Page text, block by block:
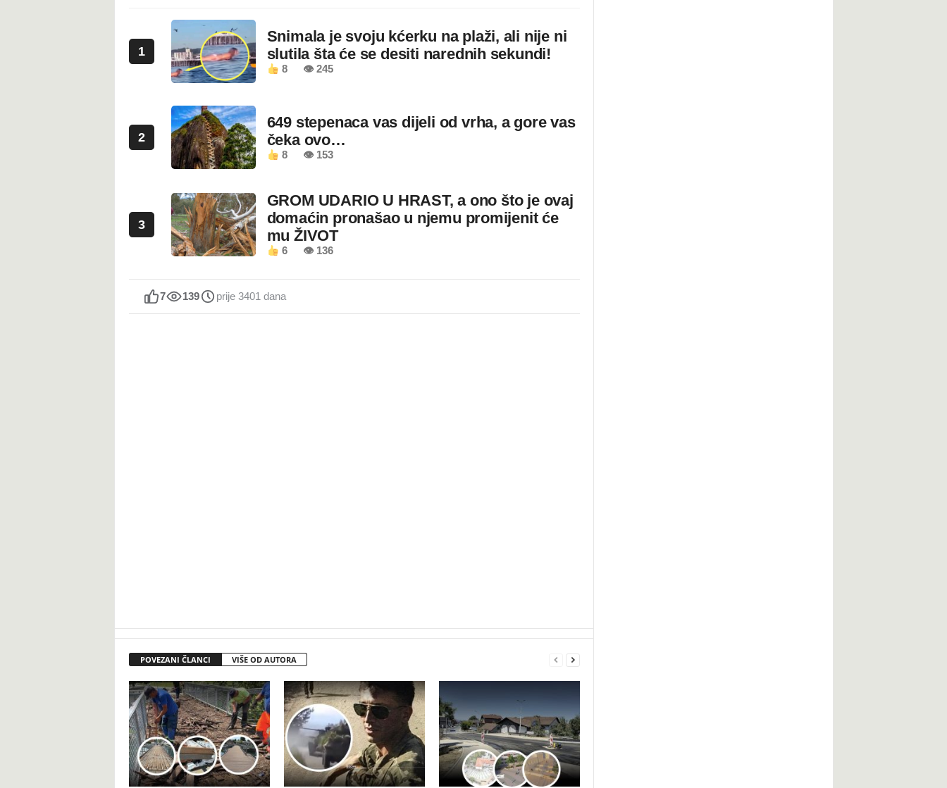
1
Snimala je svoju kćerku na plaži, ali nije ni
slutila šta će se desiti narednih sekundi!
8 👁 245
2
649 stepenaca vas dijeli od vrha, a gore vas
čeka ovo…
8 👁 153
3
GROM UDARIO U HRAST, a ono što je ovaj
domaćin pronašao u njemu promijenit će
mu ŽIVOT
6 👁 136
7 139 prije 3401 dana
POVEZANI ČLANCI VIŠE OD AUTORA